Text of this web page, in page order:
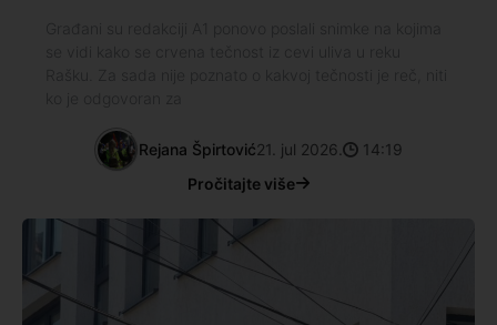
Rejana Špirtović21. jul 2026.
14:19
Pročitajte više